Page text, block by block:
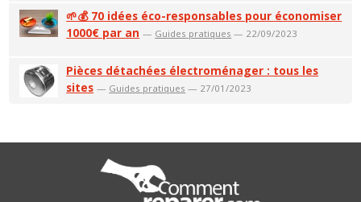
🌱💰 70 idées éco-responsables pour économiser
1000€ par an — Guides pratiques — 22/09/2023
Pièces détachées électroménager : tous les
sites — Guides pratiques — 27/01/2023